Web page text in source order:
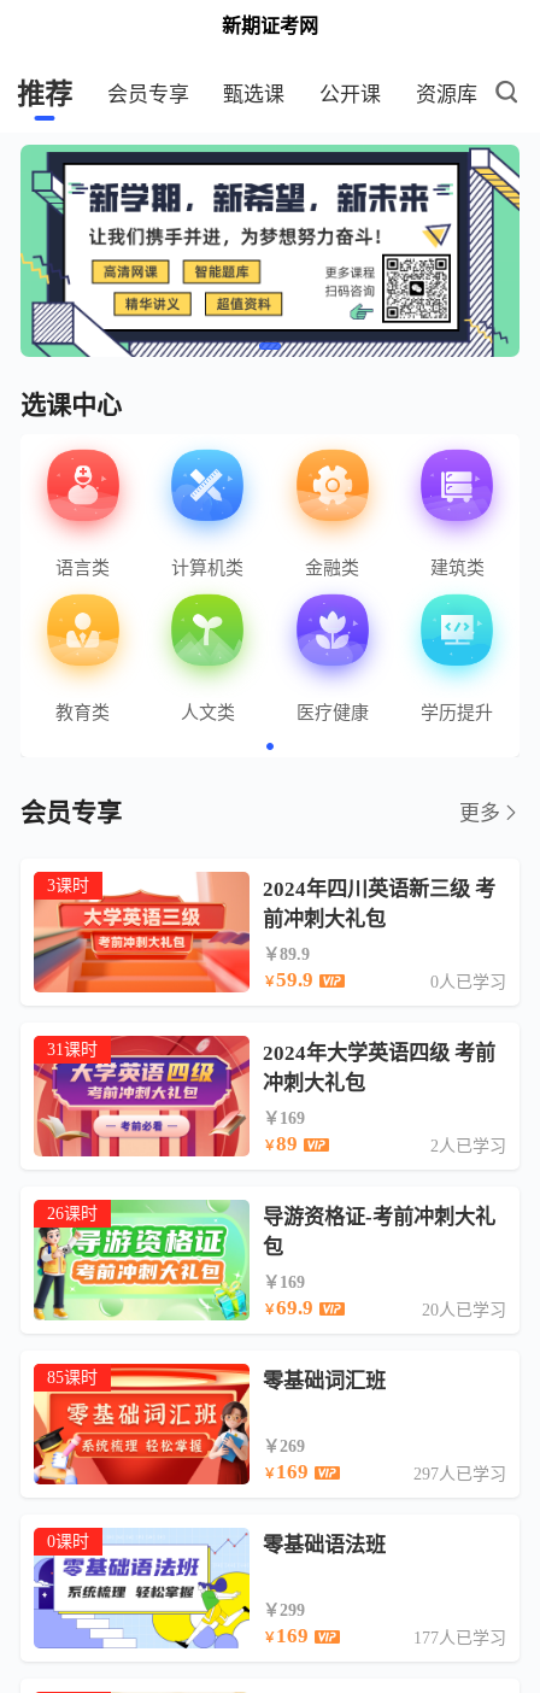
新期证考网
推荐 会员专享 甄选课 公开课 资源库
选课中心
语言类 计算机类 金融类 建筑类
教育类 人文类 医疗健康 学历提升
会员专享 更多
3课时
2024年四川英语新三级 考
前冲刺大礼包
￥89.9
￥59.9 0人已学习
31课时
2024年大学英语四级 考前
冲刺大礼包
￥169
￥89 2人已学习
26课时
导游资格证-考前冲刺大礼
包
￥169
￥69.9 20人已学习
85课时 零基础词汇班
￥269
￥169 297人已学习
0课时 零基础语法班
￥299
￥169 177人已学习